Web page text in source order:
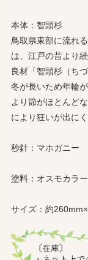
本体：智頭杉
鳥取県東部に流れ
は、江戸の昔より
良材「智頭杉（ち
冬が長いため年輪
より節がほとんど
により狂いが出に
秒針：マホガニー
塗料：オスモカラ
サイズ：約